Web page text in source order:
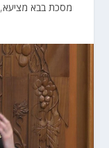
מסכת בבא מציעא,